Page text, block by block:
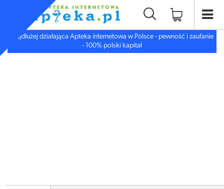
Najdłużej działająca Apteka internetowa w Polsce - pewność i zaufanie
- 100% polski kapitał